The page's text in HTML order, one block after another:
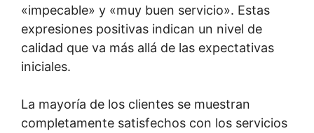
«impecable» y «muy buen servicio». Estas
expresiones positivas indican un nivel de
calidad que va más allá de las expectativas
iniciales.
La mayoría de los clientes se muestran
completamente satisfechos con los servicios